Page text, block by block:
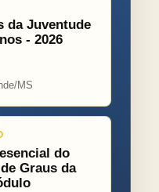
da Juventude
- 2026
MS
do
Graus da